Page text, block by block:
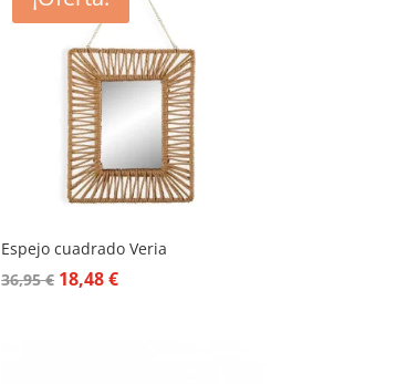
Espejo cuadrado Veria
36,95€ El
18,48€El